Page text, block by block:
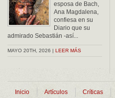
esposa de Bach,
Ana Magdalena,
confiesa en su
Diario que su
admirado Sebastián -así...
MAYO 20TH, 2026 | LEER MÁS
Inicio Artículos Críticas